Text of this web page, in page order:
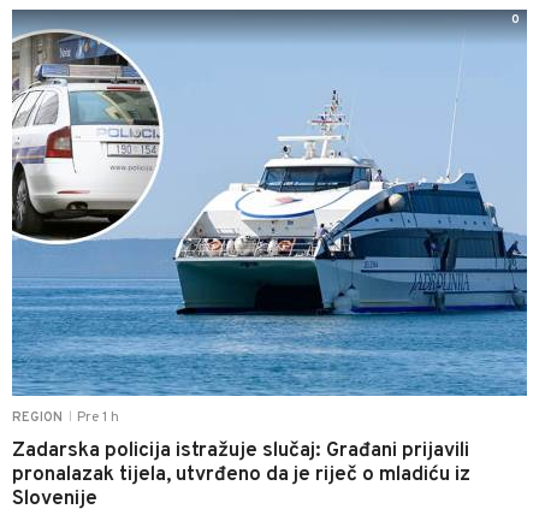
REGION Pre 1 h
Zadarska policija istražuje slučaj: Građani prijavili
pronalazak tijela, utvrđeno da je riječ o mladiću iz
Slovenije
0